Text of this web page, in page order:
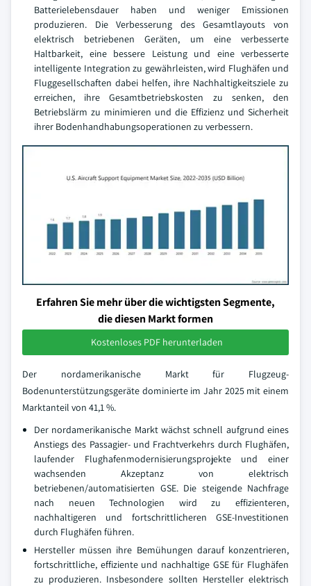
Batterielebensdauer haben und weniger Emissionen
produzieren. Die Verbesserung des Gesamtlayouts von
elektrisch betriebenen Geräten, um eine verbesserte
Haltbarkeit, eine bessere Leistung und eine verbesserte
intelligente Integration zu gewährleisten, wird Flughäfen und
Fluggesellschaften dabei helfen, ihre Nachhaltigkeitsziele zu
erreichen, ihre Gesamtbetriebskosten zu senken, den
Betriebslärm zu minimieren und die Effizienz und Sicherheit
ihrer Bodenhandhabungsoperationen zu verbessern.
Erfahren Sie mehr über die wichtigsten Segmente,
die diesen Markt formen
Kostenloses PDF herunterladen
Der nordamerikanische Markt für Flugzeug-
Bodenunterstützungsgeräte dominierte im Jahr 2025 mit einem
Marktanteil von 41,1 %.
Der nordamerikanische Markt wächst schnell aufgrund eines
Anstiegs des Passagier- und Frachtverkehrs durch Flughäfen,
laufender Flughafenmodernisierungsprojekte und einer
wachsenden Akzeptanz von elektrisch
betriebenen/automatisierten GSE. Die steigende Nachfrage
nach neuen Technologien wird zu effizienteren,
nachhaltigeren und fortschrittlicheren GSE-Investitionen
durch Flughäfen führen.
Hersteller müssen ihre Bemühungen darauf konzentrieren,
fortschrittliche, effiziente und nachhaltige GSE für Flughäfen
zu produzieren. Insbesondere sollten Hersteller elektrisch